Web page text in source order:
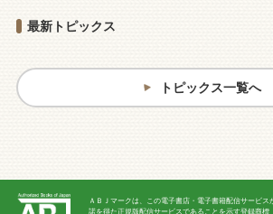
最新トピックス
トピックス一覧へ
ＡＢＪマークは、この電子書店・電子書籍配信サービ
諾を得た正規版配信サービスであることを示す登録商標